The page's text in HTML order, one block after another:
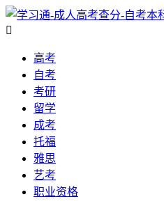

高考
自考
考研
留学
成考
托福
雅思
艺考
职业资格